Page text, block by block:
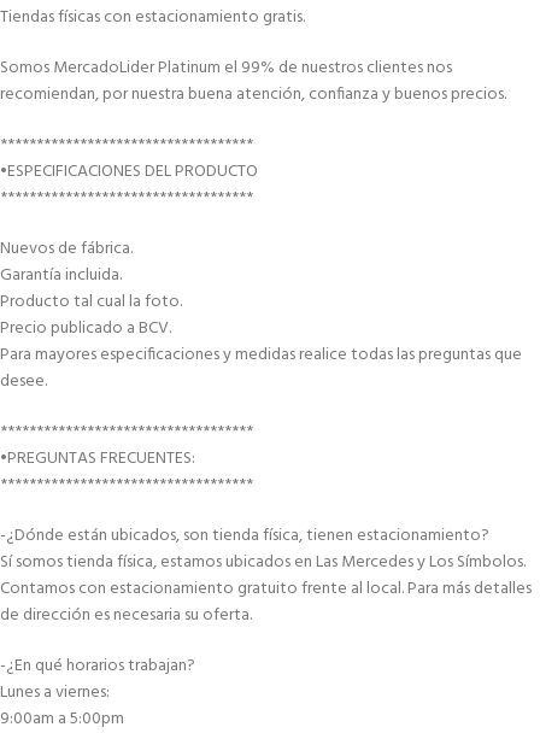
Tiendas físicas con estacionamiento gratis.
Somos MercadoLider Platinum el 99% de nuestros clientes nos
recomiendan, por nuestra buena atención, confianza y buenos precios.
***********************************
•ESPECIFICACIONES DEL PRODUCTO
***********************************
Nuevos de fábrica.
Garantía incluida.
Producto tal cual la foto.
Precio publicado a BCV.
Para mayores especificaciones y medidas realice todas las preguntas que
desee.
***********************************
•PREGUNTAS FRECUENTES:
***********************************
-¿Dónde están ubicados, son tienda física, tienen estacionamiento?
Sí somos tienda física, estamos ubicados en Las Mercedes y Los Símbolos.
Contamos con estacionamiento gratuito frente al local. Para más detalles
de dirección es necesaria su oferta.
-¿En qué horarios trabajan?
Lunes a viernes:
9:00am a 5:00pm